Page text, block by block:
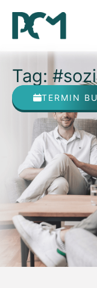
Tag:
TERMIN